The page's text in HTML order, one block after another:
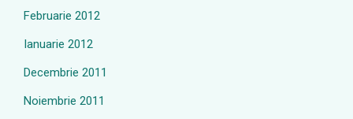
Februarie 2012
Ianuarie 2012
Decembrie 2011
Noiembrie 2011